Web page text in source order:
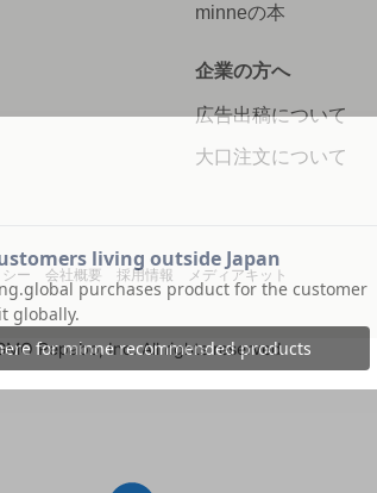
minneの本
企業の方へ
広告出稿について
大口注文について
ー 会社概要 採用情報 メディアキット
Pepabo, Inc. All rights reserved.